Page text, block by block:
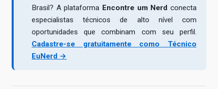
Brasil? A plataforma Encontre um Nerd conecta
especialistas técnicos de alto nível com
oportunidades que combinam com seu perfil.
Cadastre-se gratuitamente como Técnico
EuNerd →